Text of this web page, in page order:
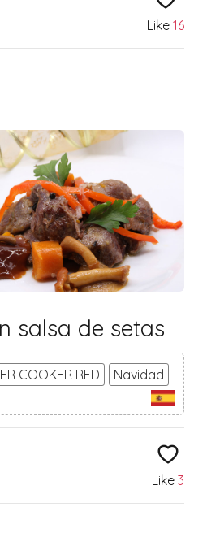
Like 16
salsa de setas
COOKER RED Navidad
Like 3